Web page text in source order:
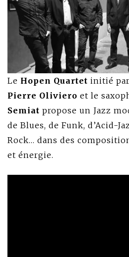
Le Hopen Quartet initié
Pierre Oliviero et le
Semiat propose un Jazz
de Blues, de Funk, d’Acid-
Rock… dans des
et énergie.